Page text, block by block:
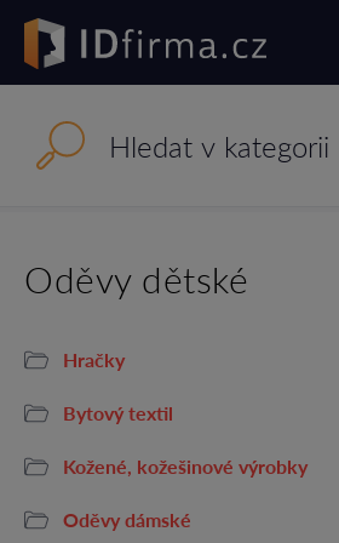
Oděvy dětské
Hračky
Bytový textil
Kožené, kožešinové výrobky
Oděvy dámské